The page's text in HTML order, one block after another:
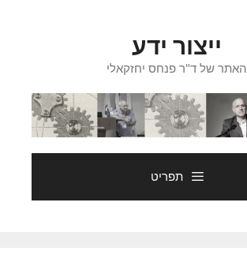
ייצור ידע
האתר של ד"ר פנחס יחזקאלי
תפריט